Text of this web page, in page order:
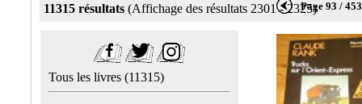
11315 résultats (Affichage des résultats 2301 - 2325)Page 93 / 453
Tous les livres (11315)